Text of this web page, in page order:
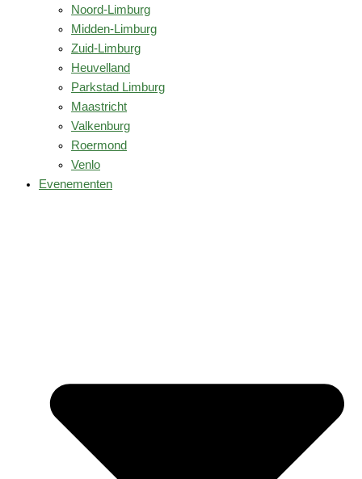
Noord-Limburg
Midden-Limburg
Zuid-Limburg
Heuvelland
Parkstad Limburg
Maastricht
Valkenburg
Roermond
Venlo
Evenementen